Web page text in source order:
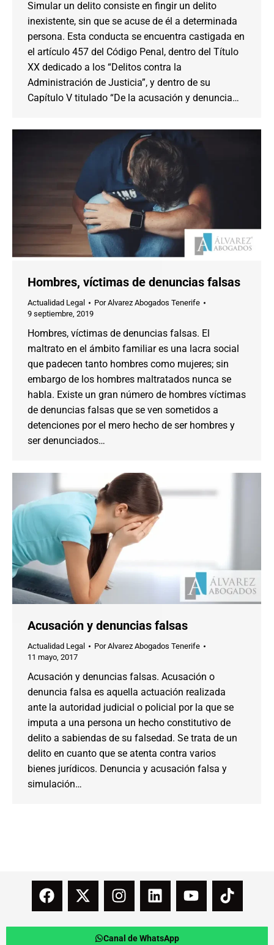
Simular un delito consiste en fingir un delito
inexistente, sin que se acuse de él a determinada
persona. Esta conducta se encuentra castigada en
el artículo 457 del Código Penal, dentro del Título
XX dedicado a los “Delitos contra la
Administración de Justicia”, y dentro de su
Capítulo V titulado “De la acusación y denuncia…
Hombres, víctimas de denuncias falsas
Actualidad Legal PorAlvarez Abogados Tenerife
9 septiembre, 2019
Hombres, víctimas de denuncias falsas. El
maltrato en el ámbito familiar es una lacra social
que padecen tanto hombres como mujeres; sin
embargo de los hombres maltratados nunca se
habla. Existe un gran número de hombres víctimas
de denuncias falsas que se ven sometidos a
detenciones por el mero hecho de ser hombres y
ser denunciados…
Acusación y denuncias falsas
Actualidad Legal PorAlvarez Abogados Tenerife
11 mayo, 2017
Acusación y denuncias falsas. Acusación o
denuncia falsa es aquella actuación realizada
ante la autoridad judicial o policial por la que se
imputa a una persona un hecho constitutivo de
delito a sabiendas de su falsedad. Se trata de un
delito en cuanto que se atenta contra varios
bienes jurídicos. Denuncia y acusación falsa y
simulación…
Canal de WhatsApp